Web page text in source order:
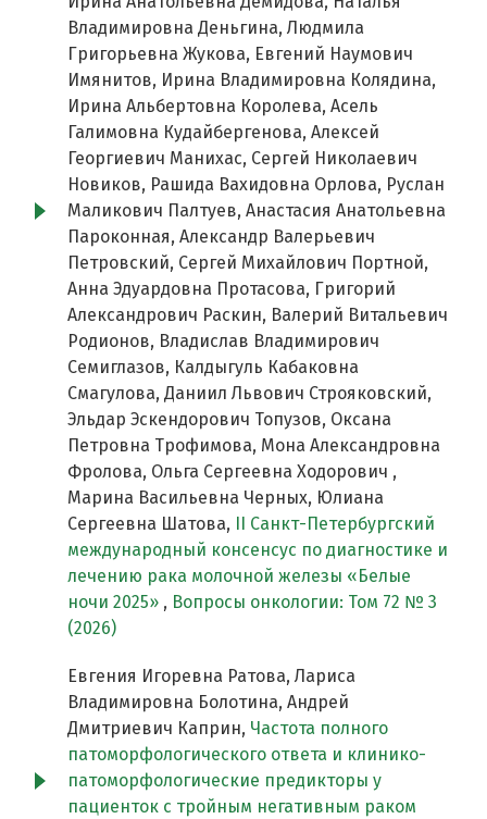
Владимировна Деньгина, Людмила
Григорьевна Жукова, Евгений Наумович
Имянитов, Ирина Владимировна Колядина,
Ирина Альбертовна Королева, Асель
Галимовна Кудайбергенова, Алексей
Георгиевич Манихас, Сергей Николаевич
Новиков, Рашида Вахидовна Орлова, Руслан
Маликович Палтуев, Анастасия Анатольевна
Пароконная, Александр Валерьевич
Петровский, Сергей Михайлович Портной,
Анна Эдуардовна Протасова, Григорий
Александрович Раскин, Валерий Витальевич
Родионов, Владислав Владимирович
Семиглазов, Калдыгуль Кабаковна
Смагулова, Даниил Львович Строяковский,
Эльдар Эскендорович Топузов, Оксана
Петровна Трофимова, Мона Александровна
Фролова, Ольга Сергеевна Ходорович ,
Марина Васильевна Черных, Юлиана
Сергеевна Шатова,
II Cанкт-Петербургский
международный консенсус по диагностике и
лечению рака молочной железы «Белые
ночи 2025» , Вопросы онкологии: Том 72 № 3
(2026)
Евгения Игоревна Ратова, Лариса
Владимировна Болотина, Андрей
Дмитриевич Каприн, Частота полного
патоморфологического ответа и клинико-
патоморфологические предикторы у
пациенток с тройным негативным раком